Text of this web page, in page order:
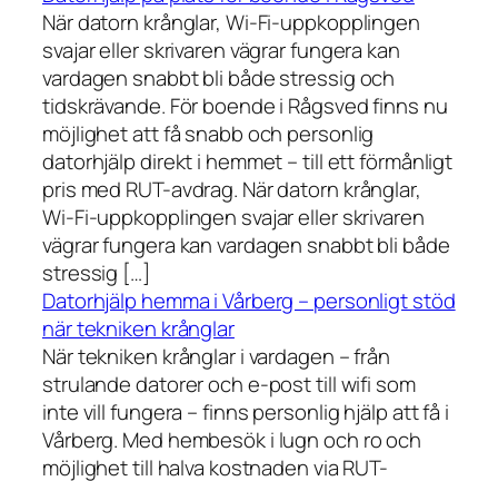
När datorn krånglar, Wi-Fi-uppkopplingen
svajar eller skrivaren vägrar fungera kan
vardagen snabbt bli både stressig och
tidskrävande. För boende i Rågsved finns nu
möjlighet att få snabb och personlig
datorhjälp direkt i hemmet – till ett förmånligt
pris med RUT-avdrag. När datorn krånglar,
Wi-Fi-uppkopplingen svajar eller skrivaren
vägrar fungera kan vardagen snabbt bli både
stressig […]
Datorhjälp hemma i Vårberg – personligt stöd
när tekniken krånglar
När tekniken krånglar i vardagen – från
strulande datorer och e-post till wifi som
inte vill fungera – finns personlig hjälp att få i
Vårberg. Med hembesök i lugn och ro och
möjlighet till halva kostnaden via RUT-